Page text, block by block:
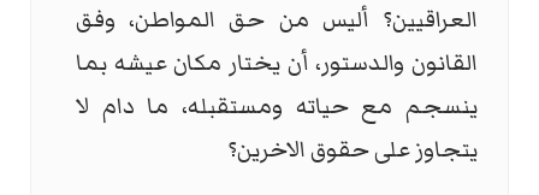
العراقيين؟ أليس من حق المواطن، وفق
القانون والدستور، أن يختار مكان عيشه بما
ينسجم مع حياته ومستقبله، ما دام لا
يتجاوز على حقوق الاخرين؟